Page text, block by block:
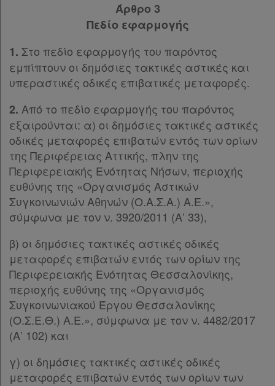
Άρθρο 3
Πεδίο εφαρμογής
1. Στο πεδίο εφαρμογής του παρόντος
εμπίπτουν οι δημόσιες τακτικές αστικές και
υπεραστικές οδικές επιβατικές μεταφορές.
2. Από το πεδίο εφαρμογής του παρόντος
εξαιρούνται: α) οι δημόσιες τακτικές αστικές
οδικές μεταφορές επιβατών εντός των ορίων
της Περιφέρειας Αττικής, πλην της
Περιφερειακής Ενότητας Νήσων, περιοχής
ευθύνης της «Οργανισμός Αστικών
Συγκοινωνιών Αθηνών (Ο.Α.Σ.Α.) Α.Ε.»,
σύμφωνα με τον ν. 3920/2011 (Α’ 33),
β) οι δημόσιες τακτικές αστικές οδικές
μεταφορές επιβατών εντός των ορίων της
Περιφερειακής Ενότητας Θεσσαλονίκης,
περιοχής ευθύνης της «Οργανισμός
Συγκοινωνιακού Έργου Θεσσαλονίκης
(Ο.Σ.Ε.Θ.) Α.Ε.», σύμφωνα με τον ν. 4482/2017
(Α’ 102) και
γ) οι δημόσιες τακτικές αστικές οδικές
μεταφορές επιβατών εντός των ορίων των